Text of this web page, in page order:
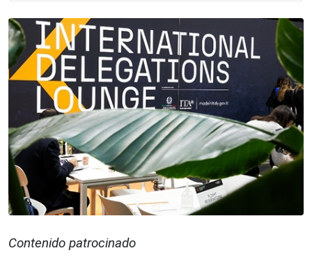
Contenido patrocinado